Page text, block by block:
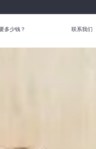
多少钱？ 联系我们